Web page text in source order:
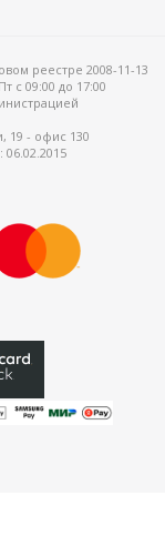
реестре 2008-11-13
c 09:00 до 17:00
19 - офис 130